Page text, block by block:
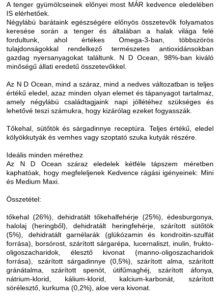
A tenger gyümölcseinek előnyei most MÁR kedvence eledelében
IS elérhetőek.
Négylábú barátaink egészségére előnyös összetevők folyamatos
keresése során a tenger és általában a halak világa felé
fordultunk, ahol értékes Omega-3-ban, többszörös
tulajdonságokkal rendelkező természetes antioxidánsokban
gazdag nyersanyagokat találtunk. N D Ocean, 98%-ban kiváló
minőségű állati eredetű összetevőkkel.
Az N D Ocean, mind a száraz, mind a nedves változatban is teljes
értékű eledel, azaz minden olyan elemet és tápanyagot tartalmaz,
amely négylábú családtagjaink napi jóllétéhez szükséges és
lehetővé teszi számukra, hogy kizárólag ezeket fogyasszák.
Tőkehal, sütőtök és sárgadinnye receptúra. Teljes értékű, eledel
kölyökkutyák és vemhes vagy szoptató szuka kutyák részére.
Ideális minden mérethez
Az N D Ocean száraz eledelek kétféle tápszem méretben
kaphatóak, hogy megfeleljenek Kedvence rágási igényeinek: Mini
és Medium Maxi.
Összetétel:
tőkehal (26%), dehidratált tőkehalfehérje (25%), édesburgonya,
halolaj (heringből), dehidratált heringfehérje, szárított sütőtök
(5%), dehidratált garnélarák (glükózamin és kondroitin-szulfát
forrása), borsórost, szárított sárgarépa, lucernaliszt, inulin, frukto-
oligoszacharidok, élesztő kivonat (manno-oligoszacharidok
forrása), szárított sárgadinnye (0,5%), szárított alma, szárított
gránátalma, szárított spenót, útifűmaghéj, szárított áfonya,
nátrium-klorid, kálium-klorid, kalcium-karbonát, szárított
sörélesztő, kurkuma (0,2%), aloe vera kivonat.